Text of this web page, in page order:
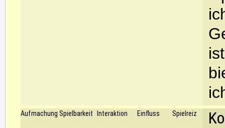
Aufmachung Spielbarkeit Interaktion Einfluss Spielreiz